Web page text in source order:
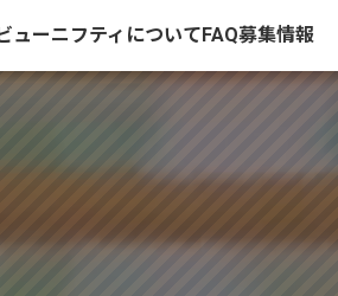
ューニフティについて
内風景 健康経営
FAQ募集情報